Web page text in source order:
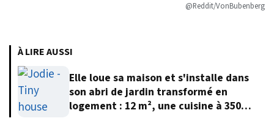
@Reddit/VonBubenberg
À LIRE AUSSI
Elle loue sa maison et s'installe dans
son abri de jardin transformé en
logement : 12 m², une cuisine à 350